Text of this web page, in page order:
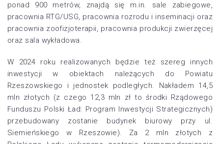
ponad 900 metrów, znajdą się m.in. sale zabiegowe,
pracownia RTG/USG, pracownia rozrodu i inseminacji oraz
pracownia zoofizjoterapii, pracownia produkcji zwierzęcej
oraz sala wykładowa.
W 2024 roku realizowanych będzie też szereg innych
inwestycji w obiektach należących do Powiatu
Rzeszowskiego i jednostek podległych. Nakładem 14,5
mln złotych (z czego 12,3 mln zł to środki Rządowego
Funduszu Polski Ład: Program Inwestycji Strategicznych)
przebudowany zostanie budynek biurowy przy ul.
Siemieńskiego w Rzeszowie). Za 2 mln złotych z